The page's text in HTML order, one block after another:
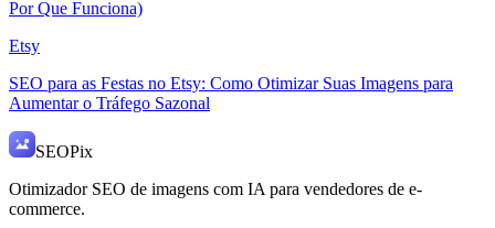
Por Que Funciona)
Etsy
SEO para as Festas no Etsy: Como Otimizar Suas Imagens para
Aumentar o Tráfego Sazonal
SEOPix
Otimizador SEO de imagens com IA para vendedores de e-
commerce.